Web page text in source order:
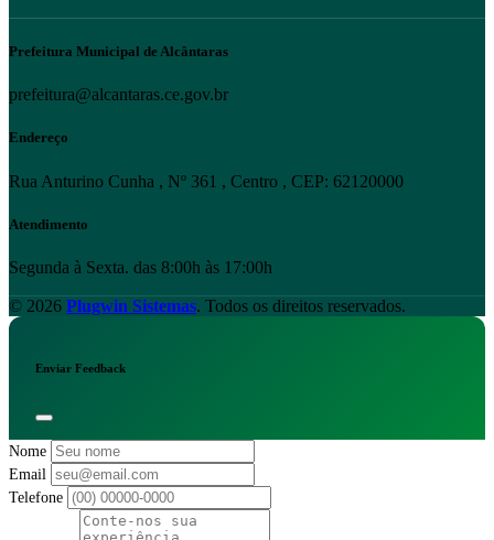
Prefeitura Municipal de Alcântaras
prefeitura@alcantaras.ce.gov.br
Endereço
Rua Anturino Cunha , Nº 361 , Centro , CEP: 62120000
Atendimento
Segunda à Sexta. das 8:00h às 17:00h
© 2026 Plugwin Sistemas. Todos os direitos reservados.
Enviar Feedback
Nome
Email
Telefone